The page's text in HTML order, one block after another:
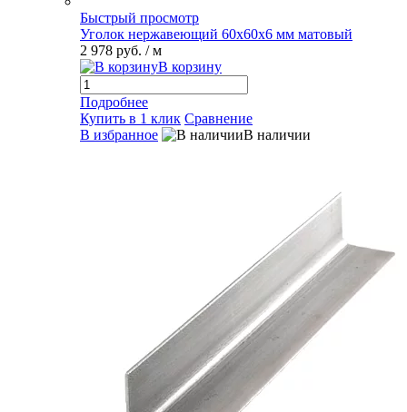
Быстрый просмотр
Уголок нержавеющий 60х60х6 мм матовый
2 978 руб. / м
В корзину
Подробнее
Купить в 1 клик Сравнение
В избранное
В наличии